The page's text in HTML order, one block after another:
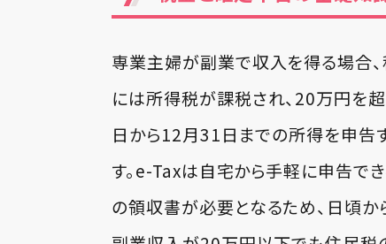
専業主婦が副業で収入を得る場合
には所得税が課税され、20万円を
日から12月31日までの所得を申告
す。e-Taxは自宅から手軽に申告で
の領収書が必要となるため、日頃か